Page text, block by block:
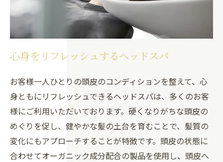
心身をリフレッシュするヘッドスパ
お客様一人ひとりの頭皮のコンディションを整えて、心
身ともにリフレッシュできるヘッドスパは、多くのお客
様にご利用いただいております。硬くなりがちな頭皮の
めぐりを促し、健やかな髪の土台を育むことで、髪質の
変化にもアプローチすることが特徴です。頭皮の状態に
合わせてオーガニック成分配合の製品を使用し、頭皮へ